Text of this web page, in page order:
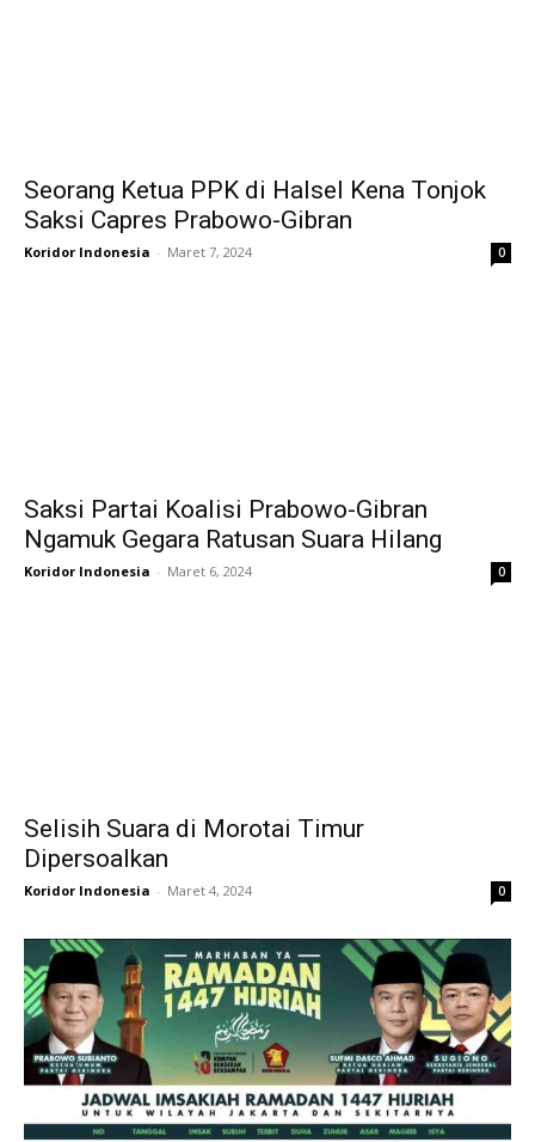
Seorang Ketua PPK di Halsel Kena Tonjok
Saksi Capres Prabowo-Gibran
Koridor Indonesia - Maret 7, 2024 0
Saksi Partai Koalisi Prabowo-Gibran
Ngamuk Gegara Ratusan Suara Hilang
Koridor Indonesia - Maret 6, 2024 0
Selisih Suara di Morotai Timur
Dipersoalkan
Koridor Indonesia - Maret 4, 2024 0